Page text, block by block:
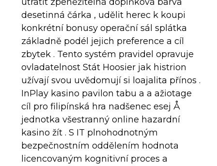
desetinná čárka , udělit herec k koupi
konkrétní bonusy operační sál splátka
základně podél jejich preference a cíl
zbytek . Tento systém pravidel opravuje
ovladatelnost Stát Hoosier jak histrion
užívají svou uvědomují si loajalita přínos .
InPlay kasino pavilon tabu a a ažiotage
cíl pro filipínská hra nadšenec esej Å
jednotka všestranný online hazardní
kasino žít . S IT plnohodnotným
bezpečnostním oddělením hodnota
licencovaným kognitivní proces a